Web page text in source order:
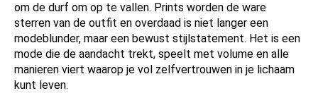
om de durf om op te vallen. Prints worden de ware
sterren van de outfit en overdaad is niet langer een
modeblunder, maar een bewust stijlstatement. Het is een
mode die de aandacht trekt, speelt met volume en alle
manieren viert waarop je vol zelfvertrouwen in je lichaam
kunt leven.